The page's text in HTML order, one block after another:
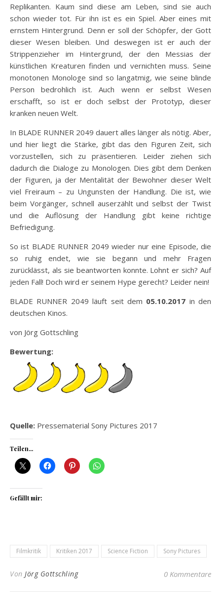
Replikanten. Kaum sind diese am Leben, sind sie auch
schon wieder tot. Für ihn ist es ein Spiel. Aber eines mit
ernstem Hintergrund. Denn er soll der Schöpfer, der Gott
dieser Wesen bleiben. Und deswegen ist er auch der
Strippenzieher im Hintergrund, der den Messias der
künstlichen Kreaturen finden und vernichten muss. Seine
monotonen Monologe sind so langatmig, wie seine blinde
Person bedrohlich ist. Auch wenn er selbst Wesen
erschafft, so ist er doch selbst der Prototyp, dieser
kranken neuen Welt.
In BLADE RUNNER 2049 dauert alles länger als nötig. Aber,
und hier liegt die Stärke, gibt das den Figuren Zeit, sich
vorzustellen, sich zu präsentieren. Leider ziehen sich
dadurch die Dialoge zu Monologen. Dies gibt dem Denken
der Figuren, ja der Mentalität der Bewohner dieser Welt
viel Freiraum – zu Ungunsten der Handlung. Die ist, wie
beim Vorgänger, schnell auserzählt und selbst der Twist
und die Auflösung der Handlung gibt keine richtige
Befriedigung.
So ist BLADE RUNNER 2049 wieder nur eine Episode, die
so ruhig endet, wie sie begann und mehr Fragen
zurücklässt, als sie beantworten konnte. Lohnt er sich? Auf
jeden Fall! Doch wird er seinem Hype gerecht? Leider nein!
BLADE RUNNER 2049 läuft seit dem 05.10.2017 in den
deutschen Kinos.
von Jörg Gottschling
Bewertung:
Quelle: Pressematerial Sony Pictures 2017
Teilen...
Gefällt mir:
Filmkritik Kritiken 2017 Science Fiction Sony Pictures
Von Jörg Gottschling 0 Kommentare